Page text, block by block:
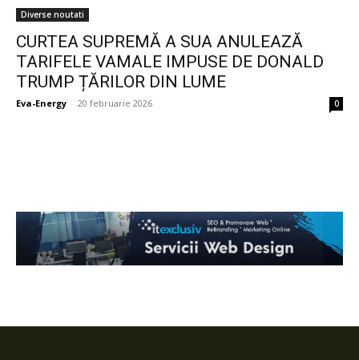
Diverse noutati
CURTEA SUPREMĂ A SUA ANULEAZĂ
TARIFELE VAMALE IMPUSE DE DONALD
TRUMP ȚĂRILOR DIN LUME
Eva-Energy - 20 februarie 2026 0